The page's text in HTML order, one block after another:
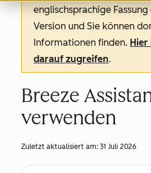
englischsprachige
Version und Sie können
Informationen finden. Hier
darauf zugreifen.
Breeze
verwenden
Zuletzt aktualisiert am: 31 Juli 2026